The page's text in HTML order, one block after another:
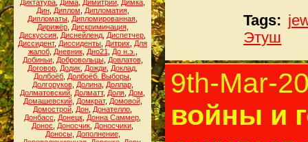
Диктатура Дима Димитрий Димка
Дин, Диплом Дипломатия,
Дипломаты Дипломированная
Дирижёр, Дискриминация,
Дискуссия Диснейленд Диспетчер
Диссидент, Диссиденты Дитрих
Для
жалоб, Дневник, Дно21 До н.э.
Добиньи, Добровольцы, Довлатов,
Договор Додик Дожди Доклад
Долбоёб Долбоёб. Выборы
Долгоруков, Долина, Доллар,
Долматовский Долматт, Доля Дом
Домашевский, Домкрат, Домовой,
Домострой Дон Донателло
Донбасс
Донецк Донна Саммер
Донос
Доносчик Доносчики
Доносы, Дополнение,
Tags:
Этуш
9th-Mar-
войны и